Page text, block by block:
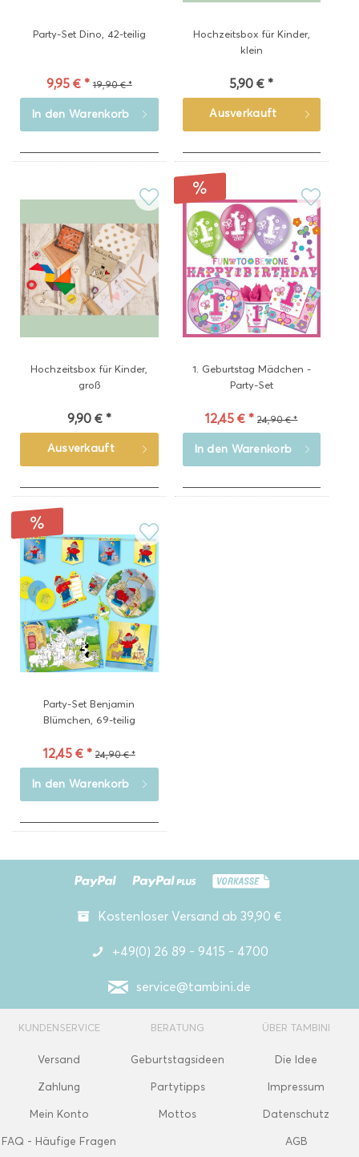
Party-Set Dino, 42-teilig
9,95 € * 19,90 € *
In den Warenkorb
Hochzeitsbox für Kinder,
klein
5,90 € *
Ausverkauft
Hochzeitsbox für Kinder,
groß
9,90 € *
Ausverkauft
1. Geburtstag Mädchen -
Party-Set
12,45 € * 24,90 € *
In den Warenkorb
Party-Set Benjamin
Blümchen, 69-teilig
12,45 € * 24,90 € *
In den Warenkorb
Kostenloser Versand ab 39,90 €
+49(0) 26 89 - 9415 - 4700
service@tambini.de
KUNDENSERVICE
Versand
Zahlung
Mein Konto
FAQ - Häufige Fragen
BERATUNG
Geburtstagsideen
Partytipps
Mottos
ÜBER TAMBINI
Die Idee
Impressum
Datenschutz
AGB